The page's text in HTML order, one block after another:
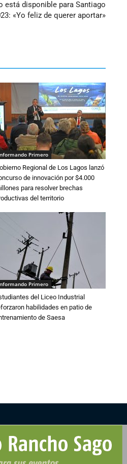
está disponible para Santiago
«Yo feliz de querer aportar»
Primero
Regional de Los Lagos lanzó
de innovación por $4.000
para resolver brechas
del territorio
Primero
del Liceo Industrial
habilidades en patio de
de Saesa